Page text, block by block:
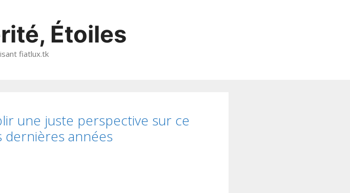
Étoiles
fiatlux.tk
une juste perspective sur ce
dernières années